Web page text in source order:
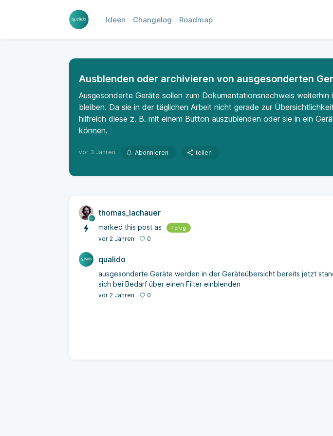
Ideen Changelog Roadmap
Ausblenden oder archivieren von ausgesonderten
Ausgesonderte Geräte sollen zum Dokumentationsnachweis weiterhin
bleiben. Da sie in der täglichen Arbeit nicht gerade zur
hilfreich diese z. B. mit einem Button auszublenden oder sie in ein
können.
vor 3 Jahren Abonnieren teilen
thomas_lachauer
marked this post as Fertig
vor 2 Jahren 0
qualido
ausgesonderte Geräte werden in der Geräteübersicht bereits jetzt
sich bei Bedarf über einen Filter einblenden
vor 2 Jahren 0